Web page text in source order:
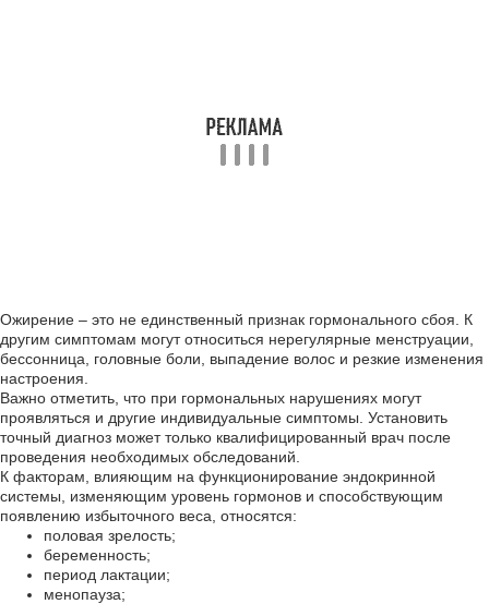
Ожирение – это не единственный признак гормонального сбоя. К
другим симптомам могут относиться нерегулярные менструации,
бессонница, головные боли, выпадение волос и резкие изменения
настроения.
Важно отметить, что при гормональных нарушениях могут
проявляться и другие индивидуальные симптомы. Установить
точный диагноз может только квалифицированный врач после
проведения необходимых обследований.
К факторам, влияющим на функционирование эндокринной
системы, изменяющим уровень гормонов и способствующим
появлению избыточного веса, относятся:
половая зрелость;
беременность;
период лактации;
менопауза;